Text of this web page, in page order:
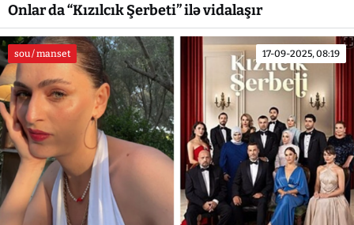
Onlar da “Kızılcık Şerbeti” ilə vidalaşır
sou / manset 17-09-2025, 08:19